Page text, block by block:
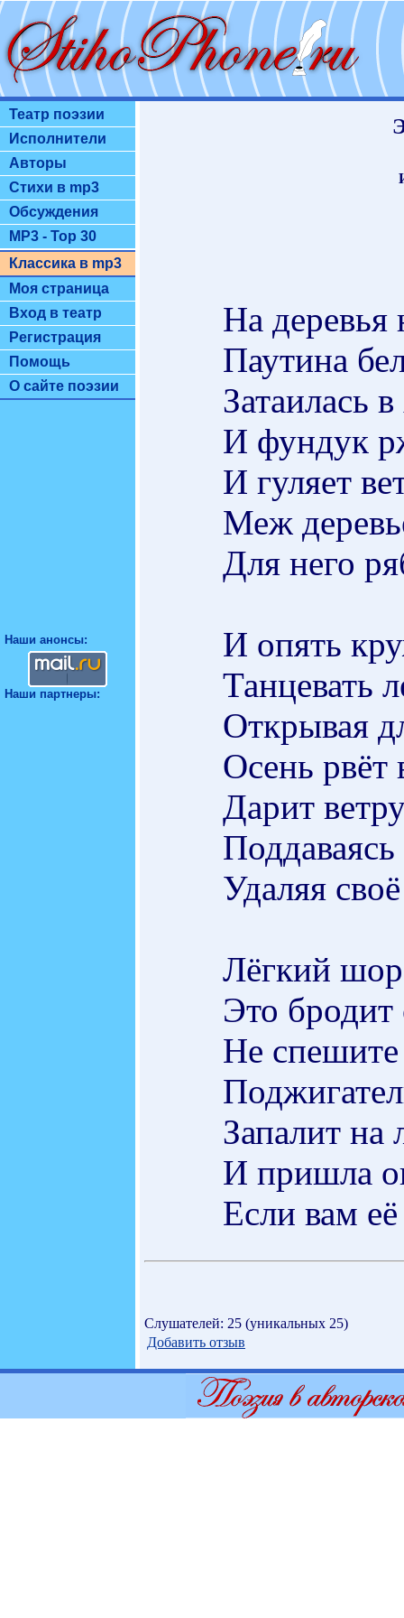
Театр поэзии
Исполнители
Авторы
Стихи в mp3
Обсуждения
MP3 - Top 30
Классика в mp3
Моя страница
Вход в театр
Регистрация
Помощь
О сайте поэзии
Наши анонсы:
Наши партнеры:
На деревья
Паутина
Затаилась
И фундук
И гуляет
Меж
Для него
И опять
Танцевать
Открывая
Осень рвёт
Дарит
Удаляя
Лёгкий
Это бродит
Не
Запалит на
И пришла
Если вам
Слушателей: 25 (уникальных 25)
Добавить отзыв